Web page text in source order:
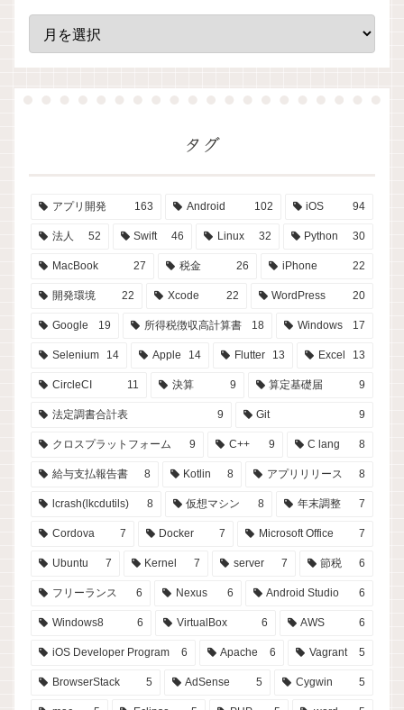
タグ
アプリ開発 163 Android 102 iOS 94
法人 52 Swift 46 Linux 32 Python 30
MacBook 27 税金 26 iPhone 22
開発環境 22 Xcode 22 WordPress 20
Google 19 所得税徴収高計算書 18 Windows 17
Selenium 14 Apple 14 Flutter 13 Excel 13
CircleCI 11 決算 9 算定基礎届 9
法定調書合計表 9 Git 9
クロスプラットフォーム 9 C++ 9 C lang 8
給与支払報告書 8 Kotlin 8 アプリリリース 8
lcrash(lkcdutils) 8 仮想マシン 8 年末調整 7
Cordova 7 Docker 7 Microsoft Office 7
Ubuntu 7 Kernel 7 server 7 節税 6
フリーランス 6 Nexus 6 Android Studio 6
Windows8 6 VirtualBox 6 AWS 6
iOS Developer Program 6 Apache 6 Vagrant 5
BrowserStack 5 AdSense 5 Cygwin 5